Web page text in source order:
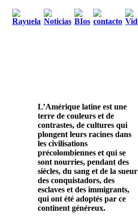
L’Amérique latine est une
terre de couleurs et de
contrastes, de cultures qui
plongent leurs racines dans
les civilisations
précolombiennes et qui se
sont nourries, pendant des
siècles, du sang et de la sueur
des conquistadors, des
esclaves et des immigrants,
qui ont été adoptés par ce
continent généreux.